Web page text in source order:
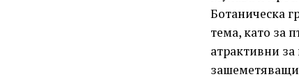
Ботаническа
тема, като за
атрактивни
зашеметяващи